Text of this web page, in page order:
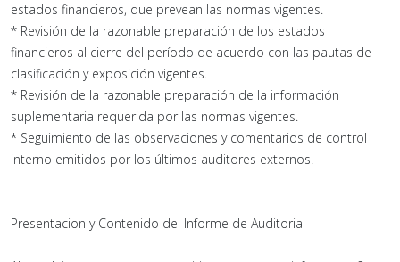
estados financieros, que prevean las normas vigentes.
* Revisión de la razonable preparación de los estados
financieros al cierre del período de acuerdo con las pautas de
clasificación y exposición vigentes.
* Revisión de la razonable preparación de la información
suplementaria requerida por las normas vigentes.
* Seguimiento de las observaciones y comentarios de control
interno emitidos por los últimos auditores externos.
Presentacion y Contenido del Informe de Auditoria